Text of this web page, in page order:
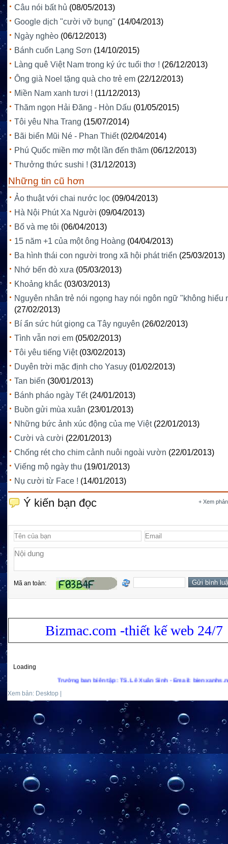
Câu nói bất hủ (08/05/2013)
Google dịch "cười vỡ bụng" (14/04/2013)
Ngày nghèo (06/12/2013)
Bánh cuốn Lạng Sơn (14/10/2015)
Làng quê Việt Nam trong ký ức tuổi thơ ! (26/12/2013)
Ông già Noel tặng quà cho trẻ em (22/12/2013)
Miền Nam xanh tươi ! (11/12/2013)
Thăm ngọn Hải Đăng - Hòn Dấu (01/05/2015)
Tôi yêu Nha Trang (15/07/2014)
Bãi biển Mũi Né - Phan Thiết (02/04/2014)
Phú Quốc miền mơ một lần đến thăm (06/12/2013)
Thưởng thức sushi ! (31/12/2013)
Những tin cũ hơn
Ảo thuật với chai nước lọc (09/04/2013)
Hà Nội Phút Xa Người (09/04/2013)
Bố và mẹ tôi (06/04/2013)
15 năm +1 của một ông Hoàng (04/04/2013)
Ba hình thái con người trong xã hội phát triển (25/03/2013)
Nhớ bến đò xưa (05/03/2013)
Khoảng khắc (03/03/2013)
Nguyên nhân trẻ nói ngọng hay nói ngôn ngữ "không hiểu
(27/02/2013)
Bí ẩn sức hút giọng ca Tây nguyên (26/02/2013)
Tình vẫn nơi em (05/02/2013)
Tôi yêu tiếng Việt (03/02/2013)
Duyên trời mặc định cho Yasuy (01/02/2013)
Tan biến (30/01/2013)
Bánh pháo ngày Tết (24/01/2013)
Buồn gửi mùa xuân (23/01/2013)
Những bức ảnh xúc động của mẹ Việt (22/01/2013)
Cười và cười (22/01/2013)
Chống rét cho chim cảnh nuôi ngoài vườn (22/01/2013)
Viếng mộ ngày thu (19/01/2013)
Nụ cười từ Face ! (14/01/2013)
+ Xem
Ý kiến bạn đọc
Mã an toàn:
Bizmac.com -thiết kế web 24/7
Loading
Trưởng ban biên tập: TS. Lê Xuân Sinh - Email:
Xem bản: Desktop |